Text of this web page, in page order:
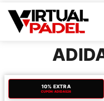
10% EXTRA
CUPÓN: ADIDAS26